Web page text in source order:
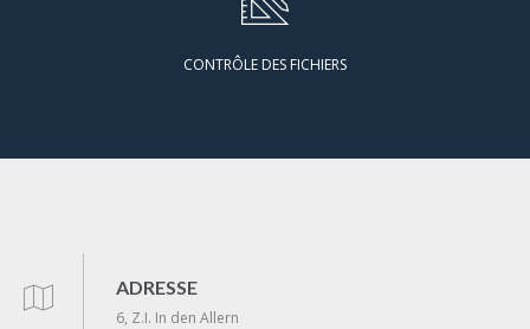
CONTRÔLE DES FICHIERS
ADRESSE
6, Z.I. In den Allern